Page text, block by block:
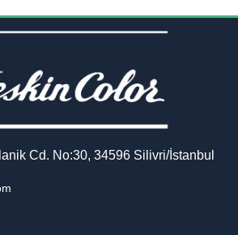
Cd. No:30, 34596 Silivri/İstanbul